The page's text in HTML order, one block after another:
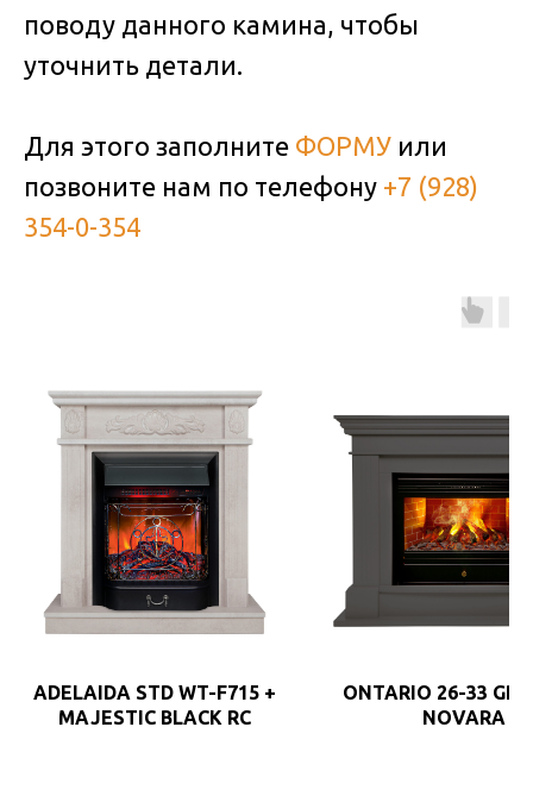
поводу данного камина, чтобы
уточнить детали.
Для этого заполните ФОРМУ или
позвоните нам по телефону +7 (928)
354-0-354
ADELAIDA STD WT-F715 +
MAJESTIC BLACK RC
ONTARIO 26-33 GR-
NOVARA